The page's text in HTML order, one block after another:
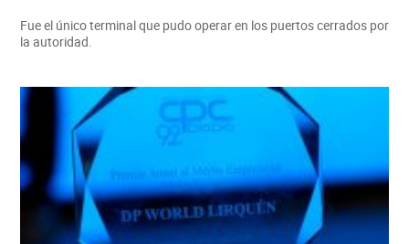
Fue el único terminal que pudo operar en los puertos cerrados por
la autoridad.